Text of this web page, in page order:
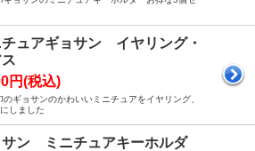
チュアギョサン イヤリング・
円(税込)
のギョサンのかわいいミニチュアをイヤリング、
しました
サン ミニチュアキーホルダ